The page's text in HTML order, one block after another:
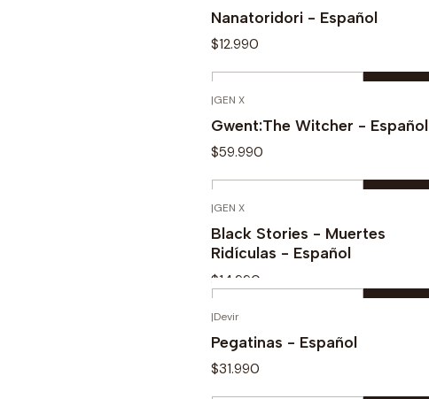
Comprar ahora
Nanatoridori - Español
$12.990
Cantidad
Comprar ahora
|GEN X
Gwent:The Witcher - Español
$59.990
Cantidad
Comprar ahora
|GEN X
Black Stories - Muertes
Ridículas - Español
$14.990
Cantidad
Comprar ahora
|Devir
Pegatinas - Español
$31.990